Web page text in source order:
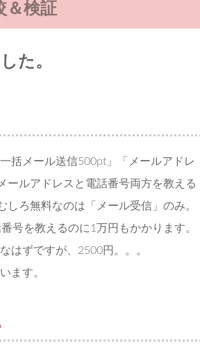
＆検証
た。
括メール送信500pt」「メールアドレ
ールアドレスと電話番号両方を教える
ろ無料なのは「メール受信」のみ。
号を教えるのに1万円もかかります。
はずですが、2500円。。。
ます。